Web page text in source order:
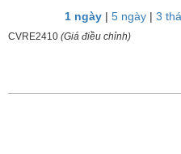
ngành
So
1 ngày| 5 ngày| 3
CVRE2410 (Giá điều chỉnh)